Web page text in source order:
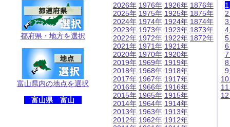
都府県・地方を選択
富山県内の地点を選択
富山県 富山
2026年
2025年
2024年
2023年
2022年
2021年
2020年
2019年
2018年
2017年
2016年
2015年
2014年
2013年
2012年
1976年
1975年
1974年
1973年
1972年
1971年
1970年
1969年
1968年
1967年
1966年
1965年
1964年
1963年
1962年
1926年
1925年
1924年
1923年
1922年
1921年
1920年
1919年
1918年
1917年
1916年
1915年
1914年
1913年
1912年
1876年
1875年
1874年
1873年
1872年